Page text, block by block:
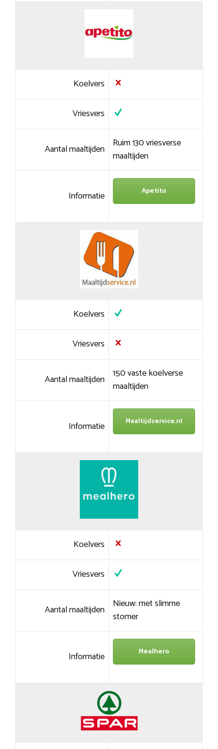
Koelvers
Vriesvers
Aantal maaltijden Ruim 130 vriesverse
maaltijden
Informatie Apetito
Koelvers
Vriesvers
Aantal maaltijden 150 vaste koelverse
maaltijden
Informatie Maaltijdservice.nl
Koelvers
Vriesvers
Aantal maaltijden Nieuw: met slimme
stomer
Informatie Mealhero